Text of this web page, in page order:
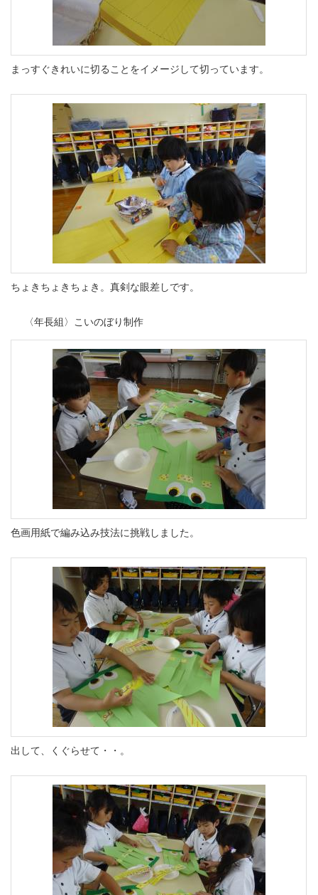
まっすぐきれいに切ることをイメージして切っています。
ちょきちょきちょき。真剣な眼差しです。
〈年長組〉こいのぼり制作
色画用紙で編み込み技法に挑戦しました。
出して、くぐらせて・・。